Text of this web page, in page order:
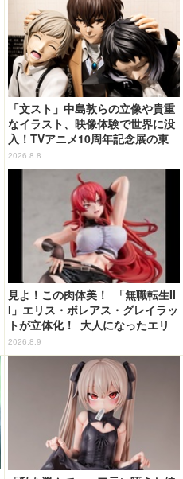
「文スト」中島敦らの立像や貴重
なイラスト、映像体験で世界に没
入！TVアニメ10周年記念展の東
京会場フォトレポートが到着
2026.8.8
見よ！この肉体美！ 「無職転生II
I」エリス・ボレアス・グレイラッ
トが立体化！ 大人になったエリ
スの魅力を完全再現
2026.8.9